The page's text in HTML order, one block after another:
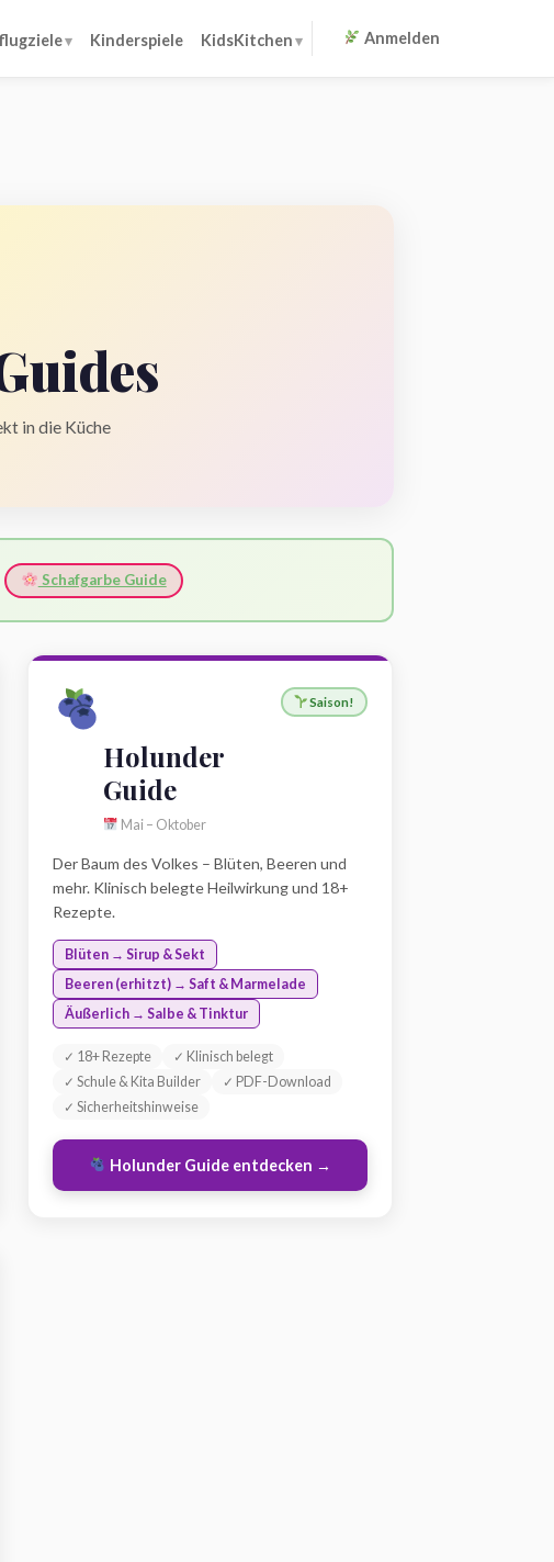
Kinderspiele KidsKitchen Anmelden
in die Küche
Schafgarbe Guide
Holunder
Guide
Mai – Oktober
Saison!
Der Baum des Volkes – Blüten, Beeren und
mehr. Klinisch belegte Heilwirkung und 18+
Rezepte.
Blüten → Sirup & Sekt
Beeren (erhitzt) → Saft & Marmelade
Äußerlich → Salbe & Tinktur
✓ 18+ Rezepte
✓ Klinisch belegt
✓ Schule & Kita Builder
✓ PDF-Download
✓ Sicherheitshinweise
Holunder Guide entdecken →